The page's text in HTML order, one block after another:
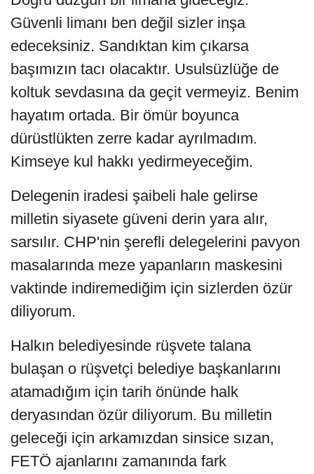
Güvenli limanı ben değil sizler inşa
edeceksiniz. Sandıktan kim çıkarsa
başımızın tacı olacaktır. Usulsüzlüğe de
koltuk sevdasına da geçit vermeyiz. Benim
hayatım ortada. Bir ömür boyunca
dürüstlükten zerre kadar ayrılmadım.
Kimseye kul hakkı yedirmeyeceğim.
Delegenin iradesi şaibeli hale gelirse
milletin siyasete güveni derin yara alır,
sarsılır. CHP'nin şerefli delegelerini pavyon
masalarında meze yapanların maskesini
vaktinde indiremediğim için sizlerden özür
diliyorum.
Halkın belediyesinde rüşvete talana
bulaşan o rüşvetçi belediye başkanlarını
atamadığım için tarih önünde halk
deryasından özür diliyorum. Bu milletin
geleceği için arkamızdan sinsice sızan,
FETÖ ajanlarını zamanında fark